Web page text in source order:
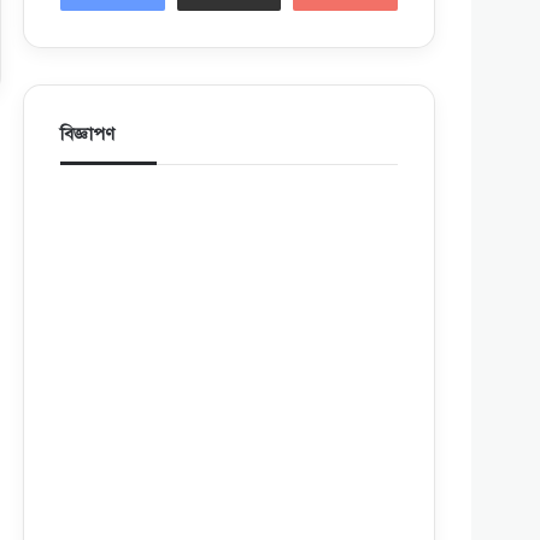
বিজ্ঞাপণ